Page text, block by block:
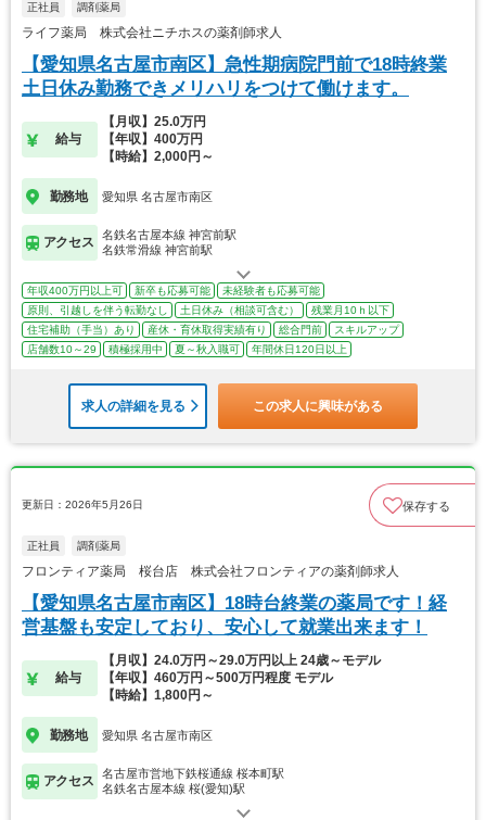
正社員 調剤薬局
ライフ薬局 株式会社ニチホスの薬剤師求人
【愛知県名古屋市南区】急性期病院門前で18時終業
土日休み勤務できメリハリをつけて働けます。
給与
【月収】25.0万円
【年収】400万円
【時給】2,000円～
勤務地 愛知県 名古屋市南区
アクセス
名鉄名古屋本線 神宮前駅
名鉄常滑線 神宮前駅
年収400万円以上可 新卒も応募可能
未経験者も応募可能
原則、引越しを伴う転勤なし
土日休み（相談可含む）
残業月10ｈ以下
住宅補助（手当）あり
産休・育休取得実績有り 総合門前
スキルアップ
店舗数10～29
積極採用中 夏～秋入職可 年間休日120日以上
求人の詳細を見る この求人に興味がある
更新日：2026年5月26日 保存する
正社員 調剤薬局
フロンティア薬局 桜台店 株式会社フロンティアの薬剤師求人
【愛知県名古屋市南区】18時台終業の薬局です！経
営基盤も安定しており、安心して就業出来ます！
給与
【月収】24.0万円～29.0万円以上 24歳～モデル
【年収】460万円～500万円程度 モデル
【時給】1,800円～
勤務地 愛知県 名古屋市南区
アクセス
名古屋市営地下鉄桜通線 桜本町駅
名鉄名古屋本線 桜(愛知)駅